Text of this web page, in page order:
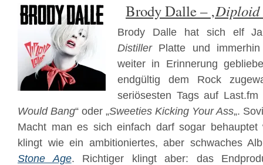
Brody Dalle – ‚Diploid
Brody Dalle hat sich elf
DistillerPlatte und
weiter in Erinnerung
endgültig dem Rock
seriösesten Tags auf Last.fm
Would Bang“ oder „Sweeties Kicking Your Ass„.
Macht man es sich einfach darf sogar behauptet
klingt wie ein ambitioniertes, aber schwaches
Stone Age. Richtiger klingt aber: das